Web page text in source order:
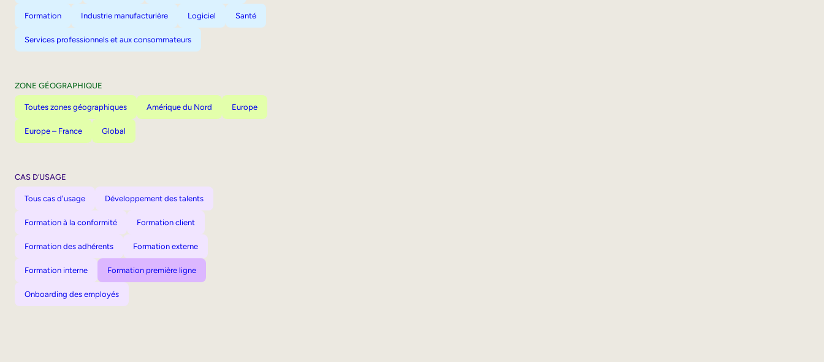
Formation Industrie manufacturière Logiciel Santé
Services professionnels et aux consommateurs
ZONE GÉOGRAPHIQUE
Toutes zones géographiques Amérique du Nord Europe
Europe – France Global
CAS D’USAGE
Tous cas d'usage Développement des talents
Formation à la conformité Formation client
Formation des adhérents Formation externe
Formation interne Formation première ligne
Onboarding des employés